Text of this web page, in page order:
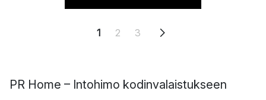
1 2 3
PR Home – Intohimo kodinvalaistukseen